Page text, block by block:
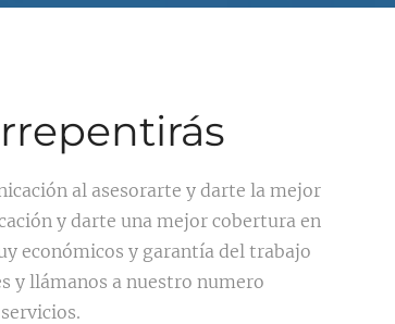
al asesorarte y darte la mejor
y darte una mejor cobertura en
económicos y garantía del trabajo
y llámanos a nuestro numero